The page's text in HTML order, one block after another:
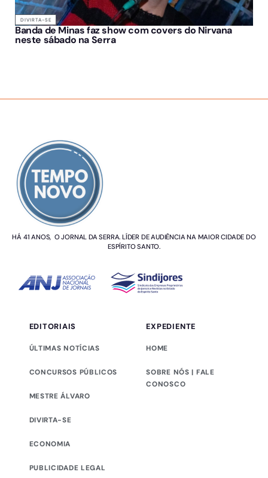
DIVIRTA-SE
Banda de Minas faz show com covers do Nirvana
neste sábado na Serra
HÁ 41 ANOS, O JORNAL DA SERRA. LÍDER DE AUDIÊNCIA NA MAIOR CIDADE DO
ESPÍRITO SANTO.
EDITORIAIS
ÚLTIMAS NOTÍCIAS
CONCURSOS PÚBLICOS
MESTRE ÁLVARO
DIVIRTA-SE
ECONOMIA
PUBLICIDADE LEGAL
EXPEDIENTE
HOME
SOBRE NÓS | FALE
CONOSCO